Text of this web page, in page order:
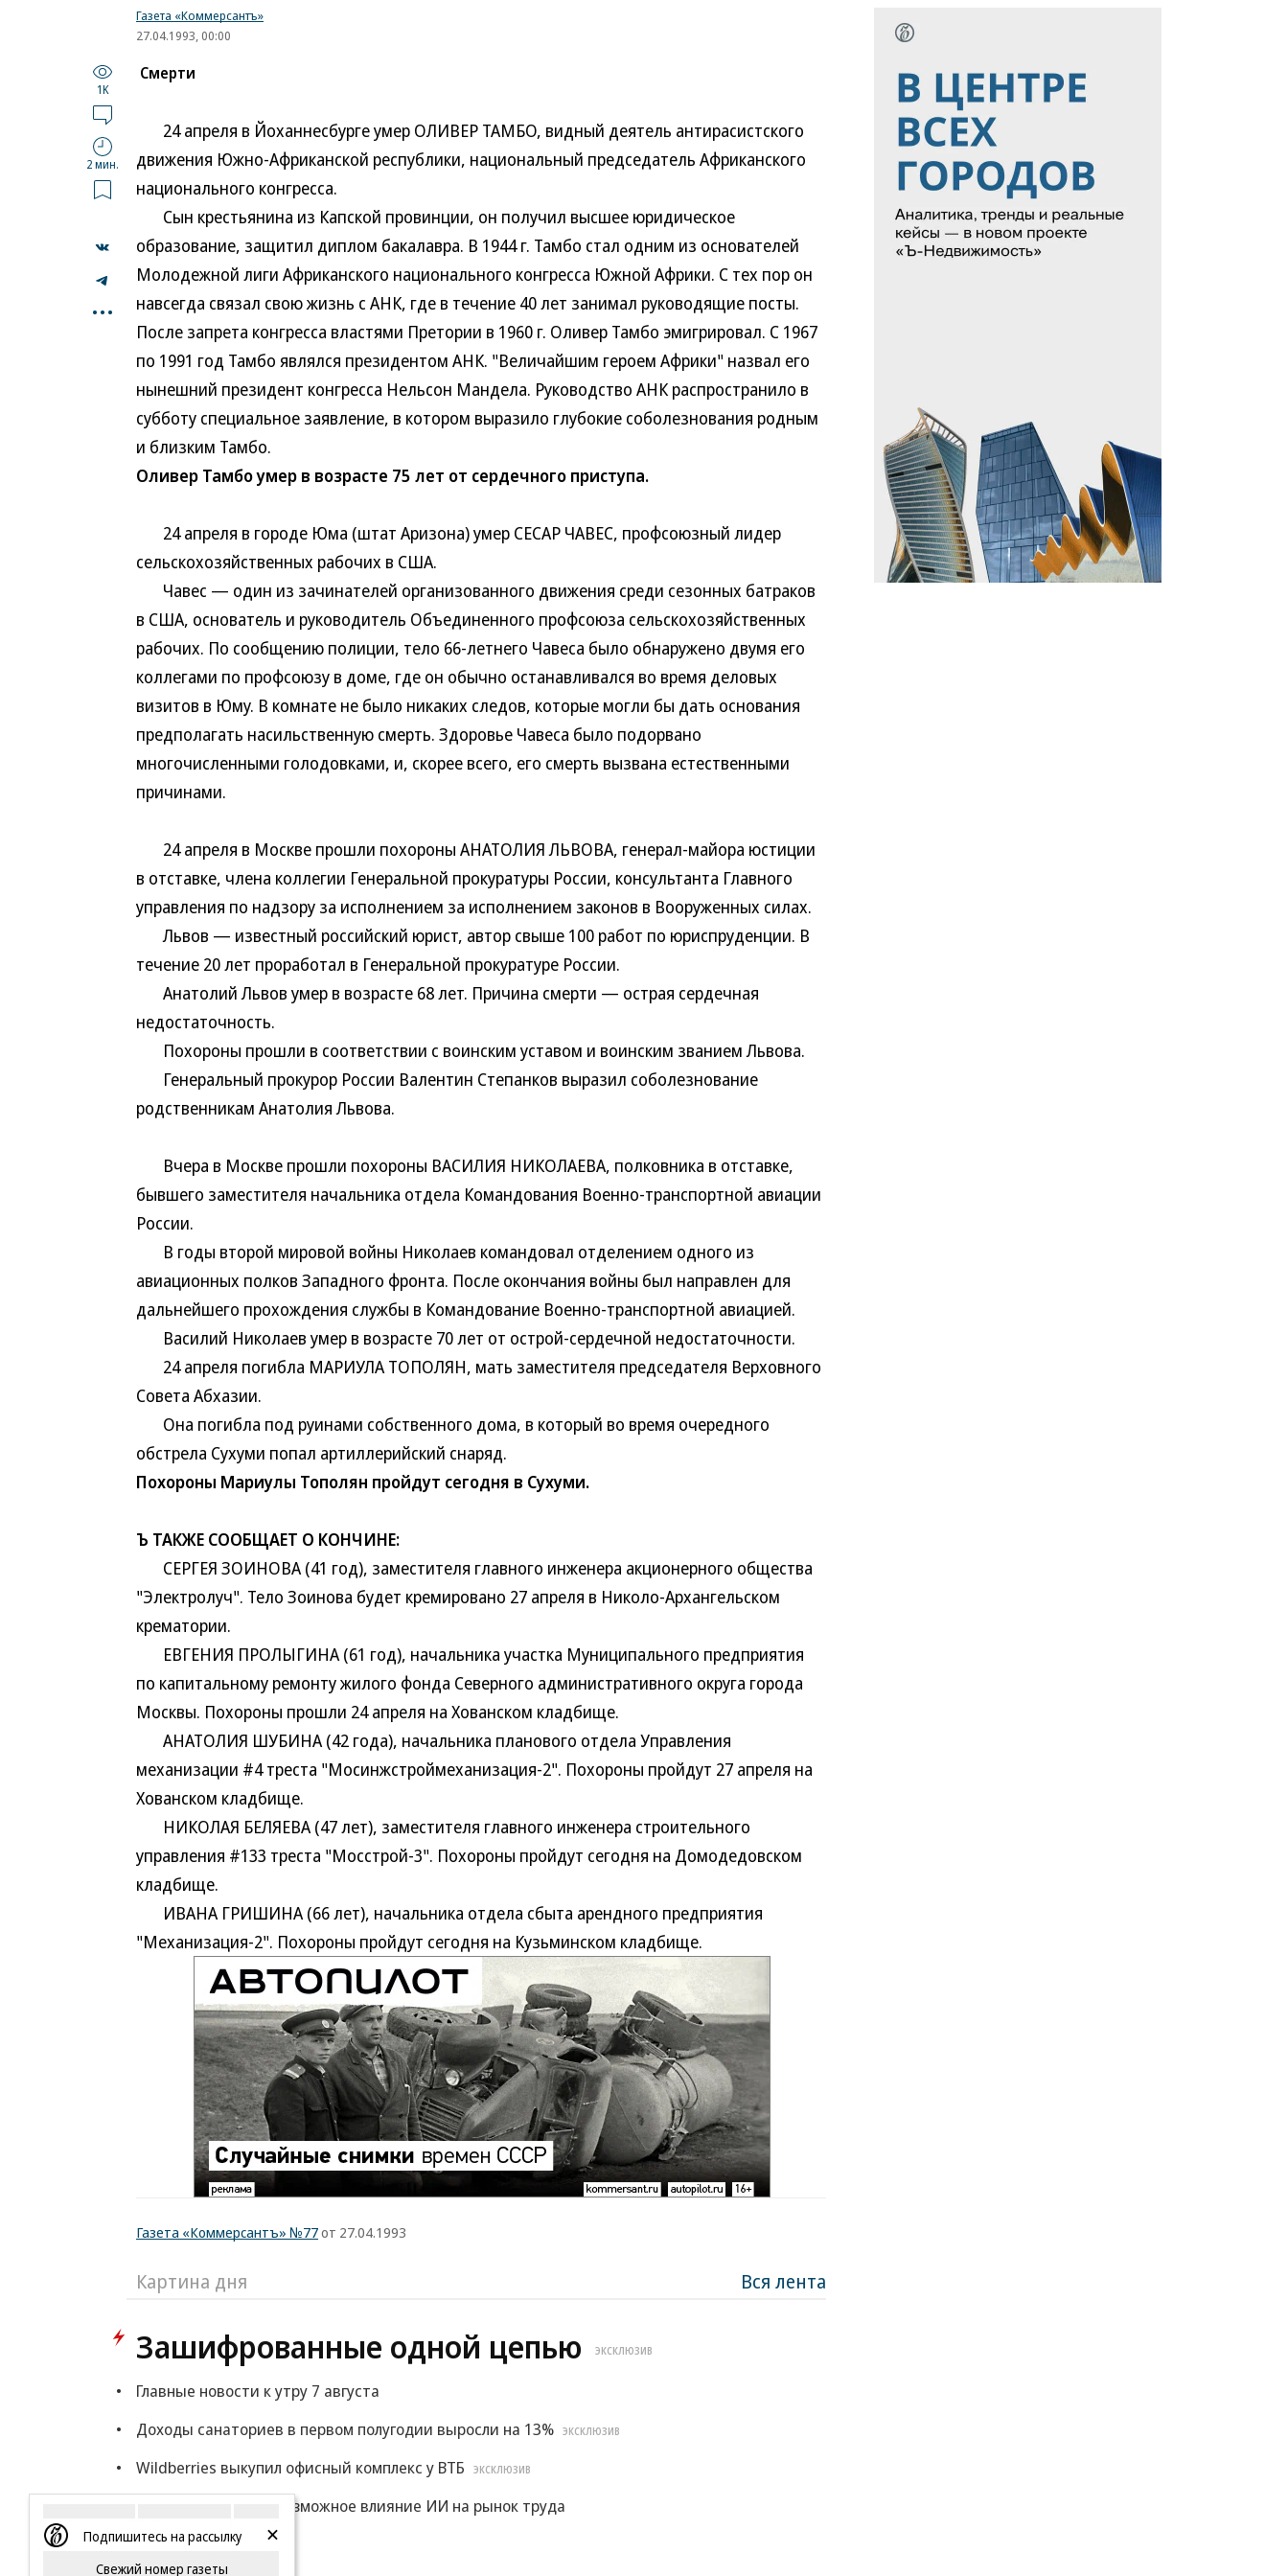
Газета «Коммерсантъ»
27.04.1993, 00:00
1K
2 мин.
...
Смерти
24 апреля в Йоханнесбурге умер ОЛИВЕР ТАМБО, видный деятель антирасистского
движения Южно-Африканской республики, национальный председатель Африканского
национального конгресса.
Сын крестьянина из Капской провинции, он получил высшее юридическое
образование, защитил диплом бакалавра. В 1944 г. Тамбо стал одним из основателей
Молодежной лиги Африканского национального конгресса Южной Африки. С тех пор он
навсегда связал свою жизнь с АНК, где в течение 40 лет занимал руководящие посты.
После запрета конгресса властями Претории в 1960 г. Оливер Тамбо эмигрировал. С 1967
по 1991 год Тамбо являлся президентом АНК. "Величайшим героем Африки" назвал его
нынешний президент конгресса Нельсон Мандела. Руководство АНК распространило в
субботу специальное заявление, в котором выразило глубокие соболезнования родным
и близким Тамбо.
Оливер Тамбо умер в возрасте 75 лет от сердечного приступа.
24 апреля в городе Юма (штат Аризона) умер СЕСАР ЧАВЕС, профсоюзный лидер
сельскохозяйственных рабочих в США.
Чавес — один из зачинателей организованного движения среди сезонных батраков
в США, основатель и руководитель Объединенного профсоюза сельскохозяйственных
рабочих. По сообщению полиции, тело 66-летнего Чавеса было обнаружено двумя его
коллегами по профсоюзу в доме, где он обычно останавливался во время деловых
визитов в Юму. В комнате не было никаких следов, которые могли бы дать основания
предполагать насильственную смерть. Здоровье Чавеса было подорвано
многочисленными голодовками, и, скорее всего, его смерть вызвана естественными
причинами.
24 апреля в Москве прошли похороны АНАТОЛИЯ ЛЬВОВА, генерал-майора юстиции
в отставке, члена коллегии Генеральной прокуратуры России, консультанта Главного
управления по надзору за исполнением за исполнением законов в Вооруженных силах.
Львов — известный российский юрист, автор свыше 100 работ по юриспруденции. В
течение 20 лет проработал в Генеральной прокуратуре России.
Анатолий Львов умер в возрасте 68 лет. Причина смерти — острая сердечная
недостаточность.
Похороны прошли в соответствии с воинским уставом и воинским званием Львова.
Генеральный прокурор России Валентин Степанков выразил соболезнование
родственникам Анатолия Львова.
Вчера в Москве прошли похороны ВАСИЛИЯ НИКОЛАЕВА, полковника в отставке,
бывшего заместителя начальника отдела Командования Военно-транспортной авиации
России.
В годы второй мировой войны Николаев командовал отделением одного из
авиационных полков Западного фронта. После окончания войны был направлен для
дальнейшего прохождения службы в Командование Военно-транспортной авиацией.
Василий Николаев умер в возрасте 70 лет от острой-сердечной недостаточности.
24 апреля погибла МАРИУЛА ТОПОЛЯН, мать заместителя председателя Верховного
Совета Абхазии.
Она погибла под руинами собственного дома, в который во время очередного
обстрела Сухуми попал артиллерийский снаряд.
Похороны Мариулы Тополян пройдут сегодня в Сухуми.
Ъ ТАКЖЕ СООБЩАЕТ О КОНЧИНЕ:
СЕРГЕЯ ЗОИНОВА (41 год), заместителя главного инженера акционерного общества
"Электролуч". Тело Зоинова будет кремировано 27 апреля в Николо-Архангельском
крематории.
ЕВГЕНИЯ ПРОЛЫГИНА (61 год), начальника участка Муниципального предприятия
по капитальному ремонту жилого фонда Северного административного округа города
Москвы. Похороны прошли 24 апреля на Хованском кладбище.
АНАТОЛИЯ ШУБИНА (42 года), начальника планового отдела Управления
механизации #4 треста "Мосинжстроймеханизация-2". Похороны пройдут 27 апреля на
Хованском кладбище.
НИКОЛАЯ БЕЛЯЕВА (47 лет), заместителя главного инженера строительного
управления #133 треста "Мосстрой-3". Похороны пройдут сегодня на Домодедовском
кладбище.
ИВАНА ГРИШИНА (66 лет), начальника отдела сбыта арендного предприятия
"Механизация-2". Похороны пройдут сегодня на Кузьминском кладбище.
Газета «Коммерсантъ» №77от 27.04.1993
Картина дня Вся лента
Зашифрованные одной цепью ЭКСКЛЮЗИВ
Главные новости к утру 7 августа
Доходы санаториев в первом полугодии выросли на 13%
ЭКСКЛЮЗИВ
Wildberries выкупил офисный комплекс у ВТБ ЭКСКЛЮЗИВ
Эксперты оценили возможное влияние ИИ на рынок труда
Еще
Подпишитесь на рассылку
Свежий номер газеты